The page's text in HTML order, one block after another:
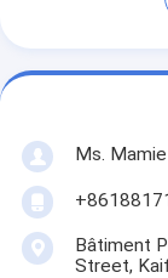
Ms.
Bâtiment
Street,